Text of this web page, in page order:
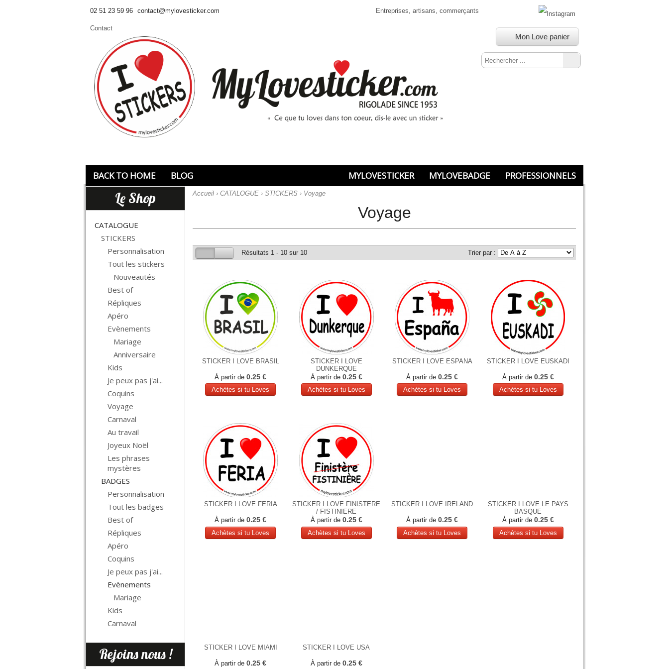
02 51 23 59 96 contact@mylovesticker.com
Contact
Entreprises, artisans, commerçants
Mon Love panier
BACK TO HOME BLOG PROFESSIONNELS
MYLOVEBADGE
MYLOVESTICKER
Accueil › CATALOGUE › STICKERS › Voyage
Voyage
Résultats 1 - 10 sur 10 Trier par :
STICKER I LOVE BRASIL
À partir de0.25 €
Achètes si tu Loves
STICKER I LOVE
DUNKERQUE
À partir de 0.25 €
Achètes si tu Loves
STICKER I LOVE ESPANA
À partir de0.25 €
Achètes si tu Loves
STICKER I LOVE EUSKADI
À partir de 0.25 €
Achètes si tu Loves
STICKER I LOVE FERIA
À partir de0.25 €
Achètes si tu Loves
STICKER I LOVE FINISTERE
/ FISTINIERE
À partir de 0.25 €
Achètes si tu Loves
STICKER I LOVE IRELAND
À partir de0.25 €
Achètes si tu Loves
STICKER I LOVE LE PAYS
BASQUE
À partir de 0.25 €
Achètes si tu Loves
STICKER I LOVE MIAMI
À partir de0.25 €
STICKER I LOVE USA
À partir de 0.25 €
Le Shop
CATALOGUE
STICKERS
Personnalisation
Tout les stickers
Nouveautés
Best of
Répliques
Apéro
Evènements
Mariage
Anniversaire
Kids
Je peux pas j'ai...
Coquins
Voyage
Carnaval
Au travail
Joyeux Noël
Les phrases
mystères
BADGES
Personnalisation
Tout les badges
Best of
Répliques
Apéro
Coquins
Je peux pas j'ai...
Evènements
Mariage
Kids
Carnaval
Rejoins nous !